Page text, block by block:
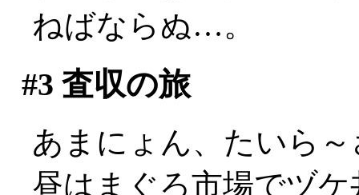
ねばならぬ…。
#3 査収の旅
あまにょん、たいら
昼はまぐろ市場でヅ